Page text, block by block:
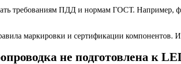
требованиям ПДД и нормам ГОСТ.
маркировки и сертификации компонентов.
не подготовлена к